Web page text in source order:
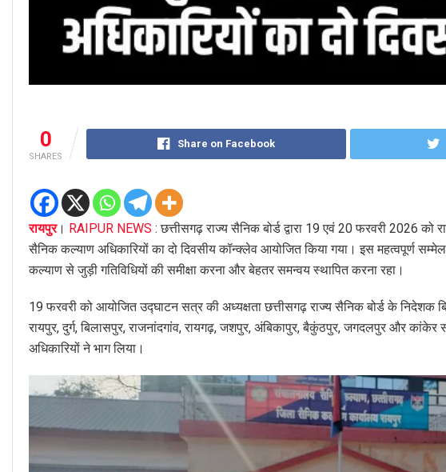
0
SHARES
Share on Facebook
रायपुर। RAIPUR NEWS : छत्तीसगढ़ राज्य सैनिक बोर्ड द्वारा 19 एवं 20 फरवरी 2026
सैनिक कल्याण अधिकारियों का दो दिवसीय कॉन्क्लेव आयोजित किया गया। इस महत्वपूर्ण
कल्याण से जुड़ी गतिविधियों की समीक्षा करना और बेहतर समन्वय स्थापित करना रहा।
19 फरवरी को आयोजित उद्घाटन सत्र की अध्यक्षता छत्तीसगढ़ राज्य सैनिक बोर्ड के निदेशक
रायपुर, दुर्ग, बिलासपुर, राजनांदगांव, रायगढ़, जशपुर, अंबिकापुर, बैकुंठपुर, जगदलपुर और
अधिकारियों ने भाग लिया।